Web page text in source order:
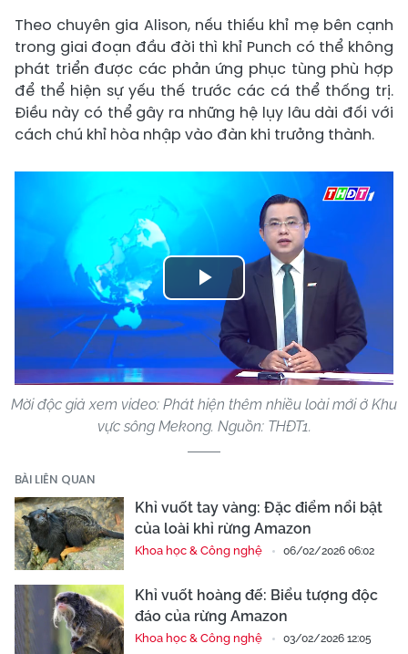
Theo chuyên gia Alison, nếu thiếu khỉ mẹ bên cạnh
trong giai đoạn đầu đời thì khỉ Punch có thể không
phát triển được các phản ứng phục tùng phù hợp
để thể hiện sự yếu thế trước các cá thể thống trị.
Điều này có thể gây ra những hệ lụy lâu dài đối với
cách chú khỉ hòa nhập vào đàn khi trưởng thành.
Play
Video
Mời độc giả xem video: Phát hiện thêm nhiều loài mới ở Khu
vực sông Mekong. Nguồn: THĐT1.
BÀI LIÊN QUAN
Khỉ vuốt tay vàng: Đặc điểm nổi bật
của loài khỉ rừng Amazon
Khoa học & Công nghệ 06/02/2026 06:02
Khỉ vuốt hoàng đế: Biểu tượng độc
đáo của rừng Amazon
Khoa học & Công nghệ 03/02/2026 12:05